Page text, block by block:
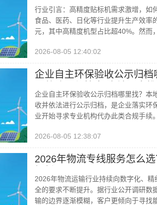
行业引言：高精度贴标机需求激增，如
食品、医药、日化等行业提升生产效率
元，其中高精度机型占比超40%。然而
2026-08-05 12:40:02
企业自主环保验收公示归
企业自主环保验收公示归档哪里找？本
收并依法进行公示归档，是企业落实环
业开始寻求专业机构代办此类合规手续
2026-08-05 12:38:07
2026年物流专线服务怎么
2026年物流运输行业持续向数字化、精
全的要求不断提升。据行业公开调研数
输的边界逐渐模糊，客户更倾向于寻找